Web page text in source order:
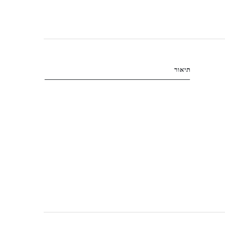
תיאור